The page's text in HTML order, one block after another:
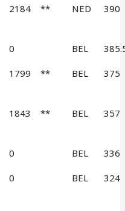
2184 ** NED 390
0 BEL
1799 ** BEL 375
1843 ** BEL 357
0 BEL 336
0 BEL 324